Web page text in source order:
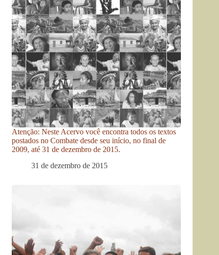
Atenção: Neste Acervo você encontra todos os textos
postados no Combate desde seu início, no final de
2009, até 31 de dezembro de 2015.
31 de dezembro de 2015